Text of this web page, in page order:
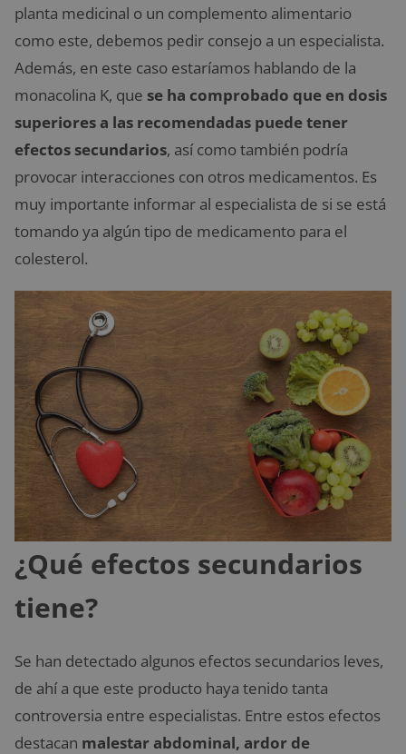
planta medicinal o un complemento alimentario
como este, debemos pedir consejo a un especialista.
Además, en este caso estaríamos hablando de la
monacolina K, que se ha comprobado que en dosis
superiores a las recomendadas puede tener
efectos secundarios, así como también podría
provocar interacciones con otros medicamentos. Es
muy importante informar al especialista de si se está
tomando ya algún tipo de medicamento para el
colesterol.
¿Qué efectos secundarios
tiene?
Se han detectado algunos efectos secundarios leves,
de ahí a que este producto haya tenido tanta
controversia entre especialistas. Entre estos efectos
destacan malestar abdominal, ardor de